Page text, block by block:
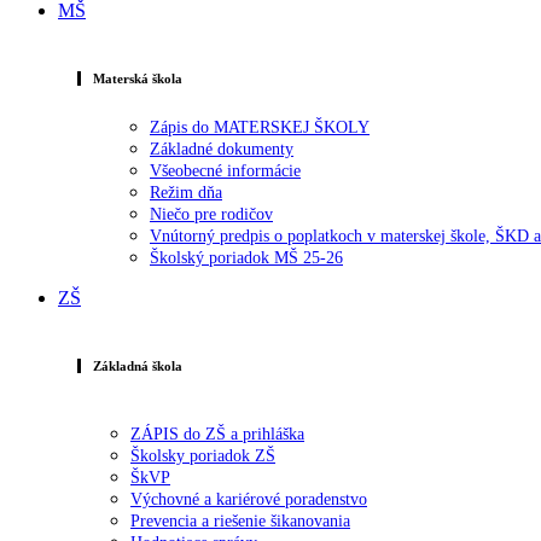
MŠ
Materská škola
Zápis do MATERSKEJ ŠKOLY
Základné dokumenty
Všeobecné informácie
Režim dňa
Niečo pre rodičov
Vnútorný predpis o poplatkoch v materskej škole, ŠKD
Školský poriadok MŠ 25-26
ZŠ
Základná škola
ZÁPIS do ZŠ a prihláška
Školsky poriadok ZŠ
ŠkVP
Výchovné a kariérové poradenstvo
Prevencia a riešenie šikanovania